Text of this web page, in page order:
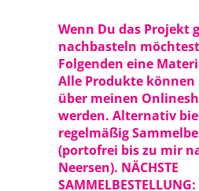
Wenn Du das Projekt
nachbasteln
Folgenden eine
Alle Produkte können
über meinen
werden. Alternativ
regelmäßig
(portofrei bis zu mir
Neersen). NÄCHSTE